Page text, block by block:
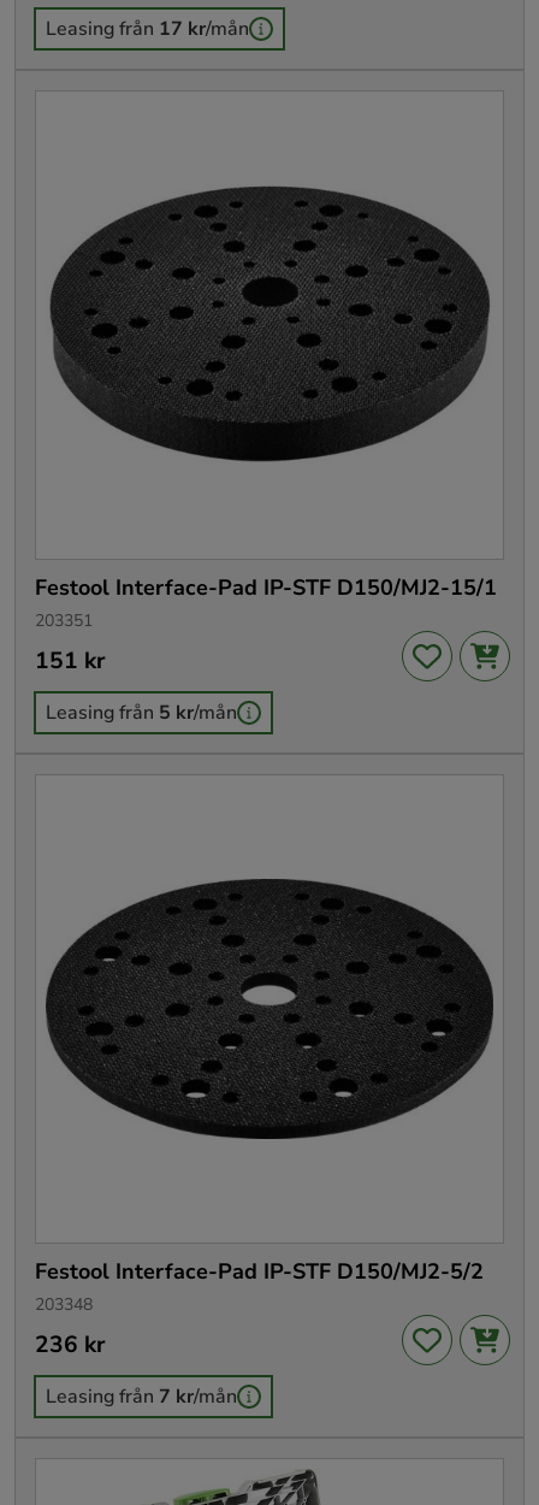
Leasing från 17 kr/mån
Festool Interface-Pad IP-STF D150/MJ2-15/1
203351
Pris: 151 kr
151 kr
Leasing från 5 kr/mån
Festool Interface-Pad IP-STF D150/MJ2-5/2
203348
Pris: 236 kr
236 kr
Leasing från 7 kr/mån